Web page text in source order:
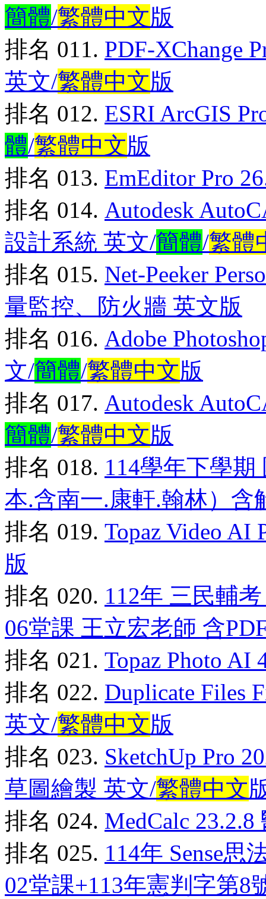
簡體/繁體中文版
排名 011. PDF-XChange
英文/繁體中文版
排名 012. ESRI ArcGIS
體/繁體中文版
排名 013. EmEditor Pro
排名 014. Autodesk
設計系統 英文/簡體/繁體
排名 015. Net-Peeker
量監控、防火牆 英文版
排名 016. Adobe
文/簡體/繁體中文版
排名 017. Autodesk
簡體/繁體中文版
排名 018. 114學年下學
本.含南一.康軒.翰林）含
排名 019. Topaz Video AI
版
排名 020. 112年 三民輔
06堂課 王立宏老師 含
排名 021. Topaz Photo
排名 022. Duplicate Files
英文/繁體中文版
排名 023. SketchUp Pro
草圖繪製 英文/繁體中文
排名 024. MedCalc
排名 025. 114年 Sense思
02堂課+113年憲判字第8